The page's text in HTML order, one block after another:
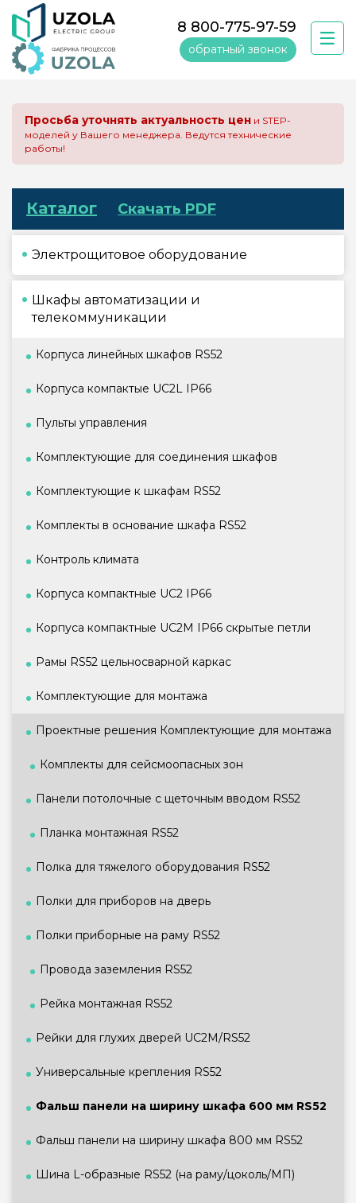
8 800-775-97-59
обратный звонок
Просьба уточнять актуальность цен и STEP-
моделей у Вашего менеджера. Ведутся технические
работы!
Каталог Скачать PDF
Электрощитовое оборудование
Шкафы автоматизации и
телекоммуникации
Корпуса линейных шкафов RS52
Корпуса компактые UC2L IP66
Пульты управления
Комплектующие для соединения шкафов
Комплектующие к шкафам RS52
Комплекты в основание шкафа RS52
Контроль климата
Корпуса компактные UC2 IP66
Корпуса компактные UC2M IP66 скрытые петли
Рамы RS52 цельносварной каркас
Комплектующие для монтажа
Проектные решения Комплектующие для монтажа
Комплекты для сейсмоопасных зон
Панели потолочные с щеточным вводом RS52
Планка монтажная RS52
Полка для тяжелого оборудования RS52
Полки для приборов на дверь
Полки приборные на раму RS52
Провода заземления RS52
Рейка монтажная RS52
Рейки для глухих дверей UC2M/RS52
Универсальные крепления RS52
Фальш панели на ширину шкафа 600 мм RS52
Фальш панели на ширину шкафа 800 мм RS52
Шина L-образные RS52 (на раму/цоколь/МП)